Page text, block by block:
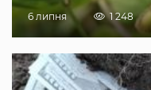
6 липня 1 248